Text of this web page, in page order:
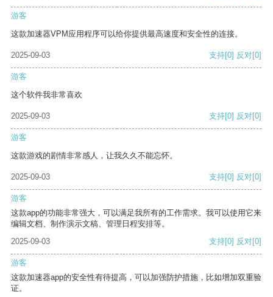
游客
这款加速器VPM应用程序可以给你提供最高速度和安全性的连接。
2025-09-03 支持[0] 反对[0]
游客
这个软件我非常喜欢
2025-09-03 支持[0] 反对[0]
游客
这款游戏的剧情非常感人，让我久久不能忘怀。
2025-09-03 支持[0] 反对[0]
游客
这款app的功能非常强大，可以满足我所有的工作需求。我可以使用它来
编辑文档、制作演示文稿、管理日程安排等。
2025-09-03
支持[0] 反对[0]
游客
这款加速器app的安全性有待提高，可以加强防护措施，比如增加双重验
证。